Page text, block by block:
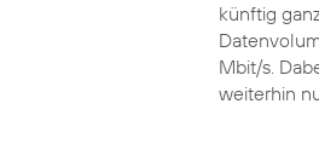
künftig
Mbit/s.
weiterhin